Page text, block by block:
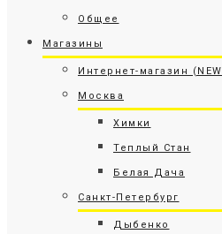
Общее
Магазины
Интернет-магазин (NEW
Москва
Химки
Теплый Стан
Белая Дача
Санкт-Петербург
Дыбенко